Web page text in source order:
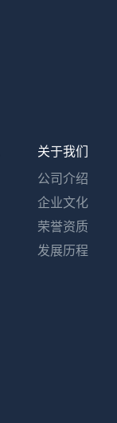
关于我们
公司介绍
企业文化
荣誉资质
发展历程